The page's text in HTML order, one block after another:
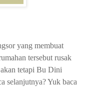
yang membuat
tersebut rusak
tetapi Bu Dini
selanjutnya? Yuk baca